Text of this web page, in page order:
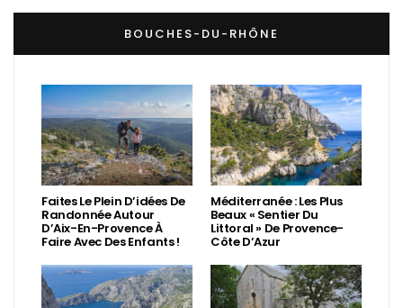
BOUCHES-DU-RHÔNE
Faites Le Plein D’idées De
Randonnée Autour
D’Aix-En-Provence À
Faire Avec Des Enfants !
Méditerranée : Les Plus
Beaux « Sentier Du
Littoral » De Provence-
Côte D’Azur